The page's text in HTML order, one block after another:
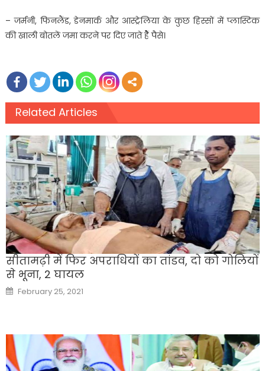
– जर्मनी, फिनलैंड, डेनमार्क और आस्ट्रेलिया के कुछ हिस्सों में प्लास्टिक
की खाली बोतलें जमा करने पर दिए जाते हैैं पैसे।
Related Articles
सीतामढ़ी में फिर अपराधियों का तांडव, दो को गोलियों
से भूना, 2 घायल
Posted
on
February 25, 2021